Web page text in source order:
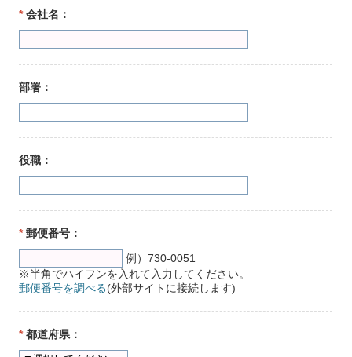
*会社名：
部署：
役職：
*郵便番号：
例）730-0051
※半角でハイフンを入れて入力してください。
郵便番号を調べる(外部サイトに接続します)
*都道府県：